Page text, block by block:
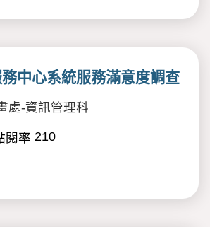
中心系統服務滿意度調查
處-資訊管理科
閱率 210